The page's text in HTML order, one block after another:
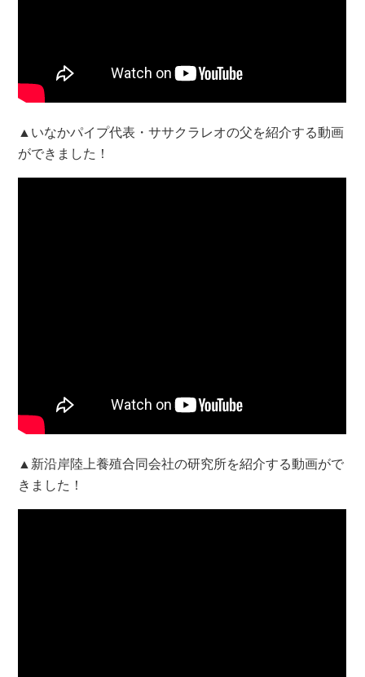
▲いなかパイプ代表・ササクラレオの父を紹介する動画
ができました！
▲新沿岸陸上養殖合同会社の研究所を紹介する動画がで
きました！